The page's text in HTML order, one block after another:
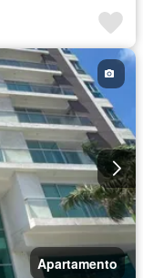
Apartamento